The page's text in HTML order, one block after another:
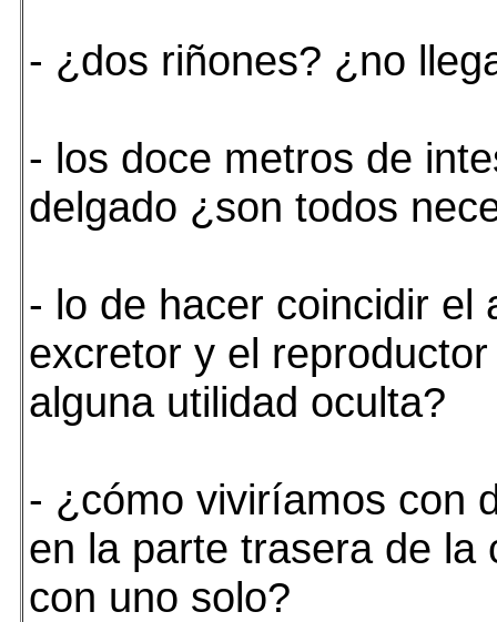
- ¿dos riñones? ¿no
- los doce metros de
delgado ¿son todos
- lo de hacer coincidir el
excretor y el
alguna utilidad oculta?
- ¿cómo viviríamos con
en la parte trasera de la
con uno solo?